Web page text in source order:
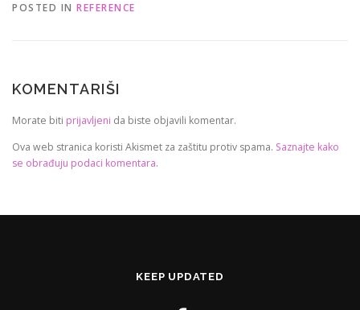
POSTED IN REFERENCE
KOMENTARIŠI
Morate biti prijavljeni da biste objavili komentar.
Ova web stranica koristi Akismet za zaštitu protiv spama. Saznajte kako
se obrađuju podaci komentara.
KEEP UPDATED